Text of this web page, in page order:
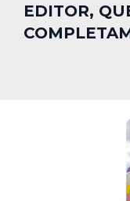
EDITOR,